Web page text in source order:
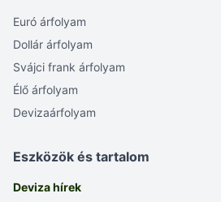
Euró árfolyam
Dollár árfolyam
Svájci frank árfolyam
Élő árfolyam
Devizaárfolyam
Eszközök és tartalom
Deviza hírek